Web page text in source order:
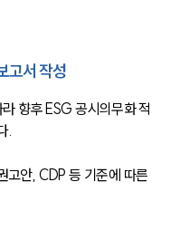
고서 작성
향후 ESG 공시의무화 적
.
고안, CDP 등 기준에 따른